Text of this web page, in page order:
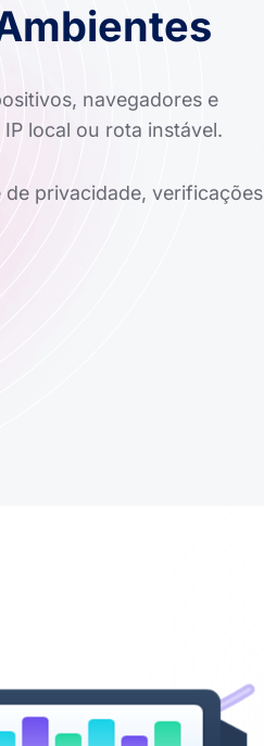
navegadores e
local ou rota instável.
de privacidade, verificações